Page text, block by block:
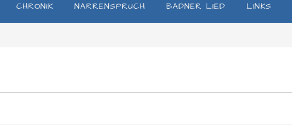
CHRONIK NARRENSPRUCH BADNER LIED LINKS